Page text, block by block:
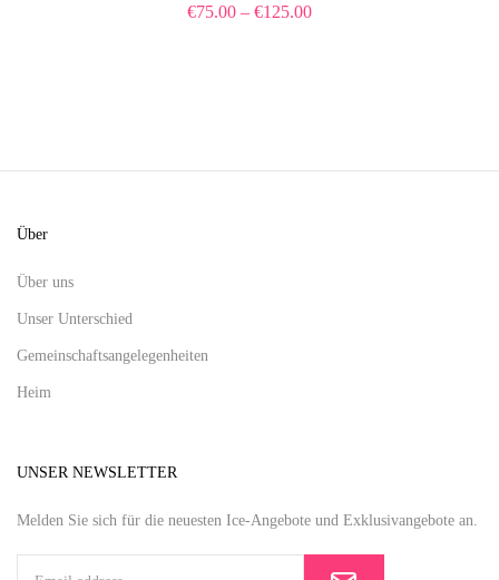
€75.00 – €125.00
Über
Über uns
Unser Unterschied
Gemeinschaftsangelegenheiten
Heim
UNSER NEWSLETTER
Melden Sie sich für die neuesten Ice-Angebote und Exklusivangebote an.